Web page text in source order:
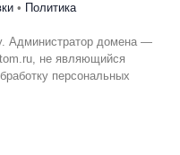
• Политика
Администратор домена —
не являющийся
персональных